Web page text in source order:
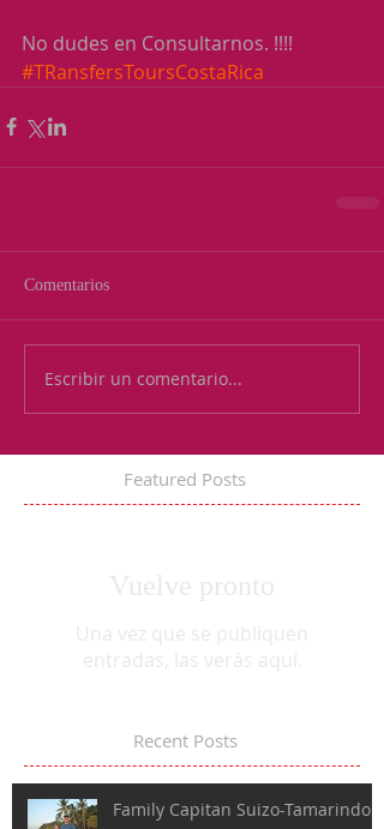
Featured Posts
Recent Posts
No dudes en Consultarnos. !!!!
#TRansfersToursCostaRica
Comentarios
Escribir un comentario...
Family Capitan Suizo-Tamarindo